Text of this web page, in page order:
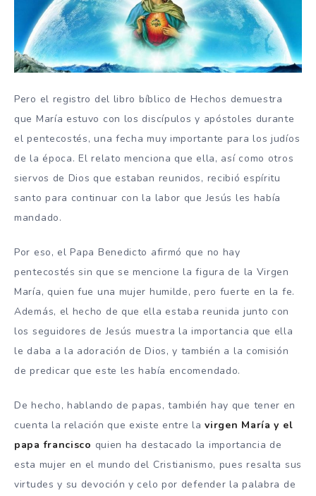
Pero el registro del libro bíblico de Hechos demuestra
que María estuvo con los discípulos y apóstoles durante
el pentecostés, una fecha muy importante para los judíos
de la época. El relato menciona que ella, así como otros
siervos de Dios que estaban reunidos, recibió espíritu
santo para continuar con la labor que Jesús les había
mandado.
Por eso, el Papa Benedicto afirmó que no hay
pentecostés sin que se mencione la figura de la Virgen
María, quien fue una mujer humilde, pero fuerte en la fe.
Además, el hecho de que ella estaba reunida junto con
los seguidores de Jesús muestra la importancia que ella
le daba a la adoración de Dios, y también a la comisión
de predicar que este les había encomendado.
De hecho, hablando de papas, también hay que tener en
cuenta la relación que existe entre lavirgen María y el
papa francisco quien ha destacado la importancia de
esta mujer en el mundo del Cristianismo, pues resalta sus
virtudes y su devoción y celo por defender la palabra de